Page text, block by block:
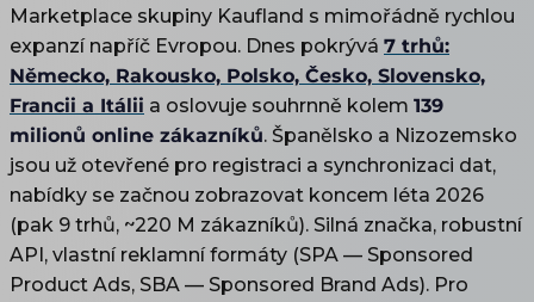
Marketplace skupiny Kaufland s mimořádně rychlou
expanzí napříč Evropou. Dnes pokrývá 7 trhů:
Německo, Rakousko, Polsko, Česko, Slovensko,
Francii a Itálii a oslovuje souhrnně kolem 139
milionů online zákazníků. Španělsko a Nizozemsko
jsou už otevřené pro registraci a synchronizaci dat,
nabídky se začnou zobrazovat koncem léta 2026
(pak 9 trhů, ~220 M zákazníků). Silná značka, robustní
API, vlastní reklamní formáty (SPA — Sponsored
Product Ads, SBA — Sponsored Brand Ads). Pro